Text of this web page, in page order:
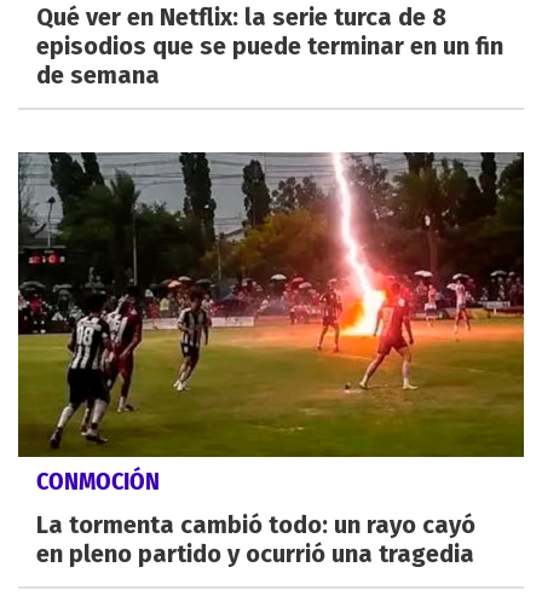
Qué ver en Netflix: la serie turca de 8
episodios que se puede terminar en un fin
de semana
CONMOCIÓN
La tormenta cambió todo: un rayo cayó
en pleno partido y ocurrió una tragedia